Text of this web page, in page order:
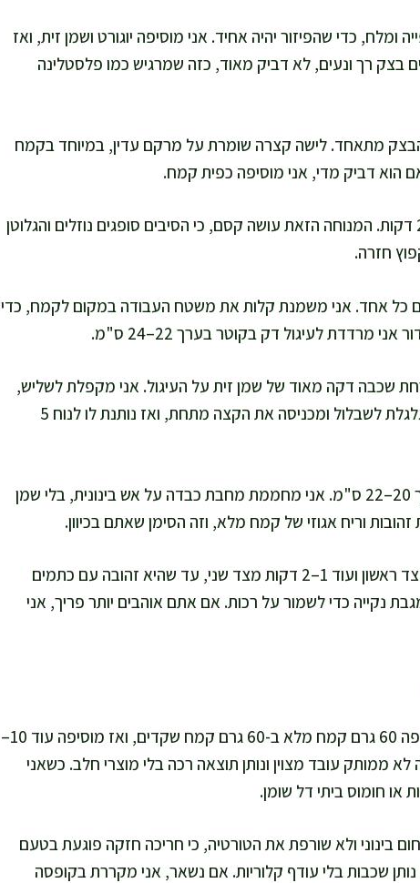
כדי שהפיזור יהיה אחיד. אני מוסיפה יוגורט ושמן זית, ואז
רך ונעים, לא דביק מאוד, כזה שמרגיש כמו פלסטלינה
רק עד שהבצק מתאחד. לישה קצרה שומרת על מרקם עדין, במיוחד בקמח
הוא דביק מדי, אני מוסיפה כפית קמח.
אני מכסה את הבצק ומניחה לו לנוח 20–25 דקות. המנוחה הזאת עושה קסם, כי הסיבים סופגים נוזלים והגלוטן
חזרה.
ל-6 כדורים שווים, בערך 90 גרם כל אחד. אני משמנת קלות את משטח העבודה במקום לקמח, כדי
מרדדת לעיגול דק בקוטר בערך 22–24 ס"מ.
שכבה דקה מאוד של שמן זית על העיגול. אני מקפלת לשליש,
ואז שוב לשליש, כמו מעטפה ארוכה. אני מגלגלת לשבלול ומכניסה את הקצה מתחת, ואז נותנת לו לנוח 5
אני מרדדת כל שבלול שוב לעיגול דק, בערך 20–22 ס"מ. אני מחממת מחבת כבדה על אש בינונית, בלי שמן
וריח אגוזי של קמח מלא, וזה הסימן שאתם בכיוון.
אני צורבת כל טורטיית מלאווח 2–3 דקות מצד ראשון ועוד 1–2 דקות מצד שני, עד שהיא זהובה עם כתמים
נקייה כדי לשמור על רכות. אם אתם אוהבים יותר פריך, אני
אם אתם רוצים גרסה דל פחמימות יחסית, אני מחליפה 60 גרם קמח מלא ב-60 גרם קמח שקדים, ואז מוסיפה עוד 10–
לא ממותק עובד מצוין ונותן תוצאה רכה בלי מוצרי חלב. כשאני
או חומוס ביתי דל שומן.
בינוני ולא שורפת את הטורטיה, כי חריכה חזקה פוגעת בטעם
שכבות בלי עודף קלוריות. אם נשאר, אני מקררת בקופסה